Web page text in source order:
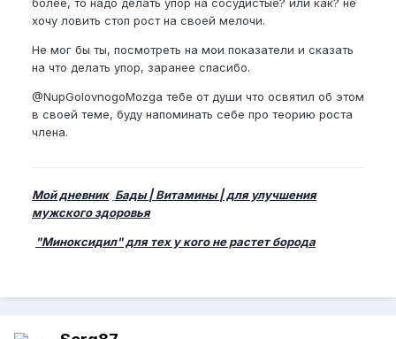
хочу ловить стоп рост на своей мелочи.
Не мог бы ты, посмотреть на мои показатели и сказать
на что делать упор, заранее спасибо.
@NupGolovnogoMozga тебе от души что освятил об этом
в своей теме, буду напоминать себе про теорию роста
члена.
Мой дневник Бады | Витамины | для улучшения
мужского здоровья
"Миноксидил" для тех у кого не растет борода